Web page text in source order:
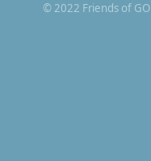
© 2022 Friends of GO